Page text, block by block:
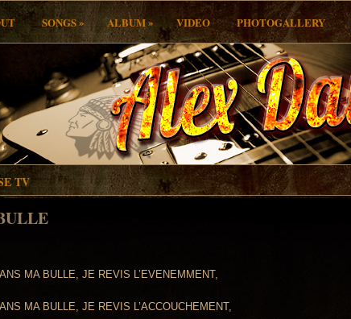
SONGS» ALBUM» VIDEO PHOTOGALLERY
TV
MA BULLE, JE REVIS L’EVENEMMENT,
MA BULLE, JE REVIS L’ACCOUCHEMENT,